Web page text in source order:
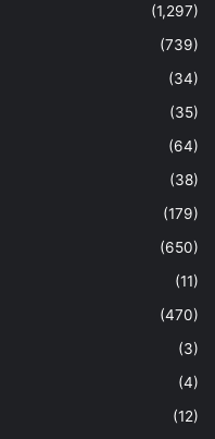
(1,297)
(739)
(34)
(35)
(64)
(38)
(179)
(650)
(11)
(470)
(3)
(4)
(12)